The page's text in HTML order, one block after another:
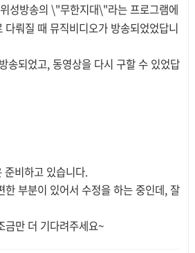
성방송의 \"무한지대\"라는 프로그램에
다뤄질 때 뮤직비디오가 방송되었었답니
송되었고, 동영상을 다시 구할 수 있었답
비하고 있습니다.
한 부분이 있어서 수정을 하는 중인데, 잘
금만 더 기다려주세요~